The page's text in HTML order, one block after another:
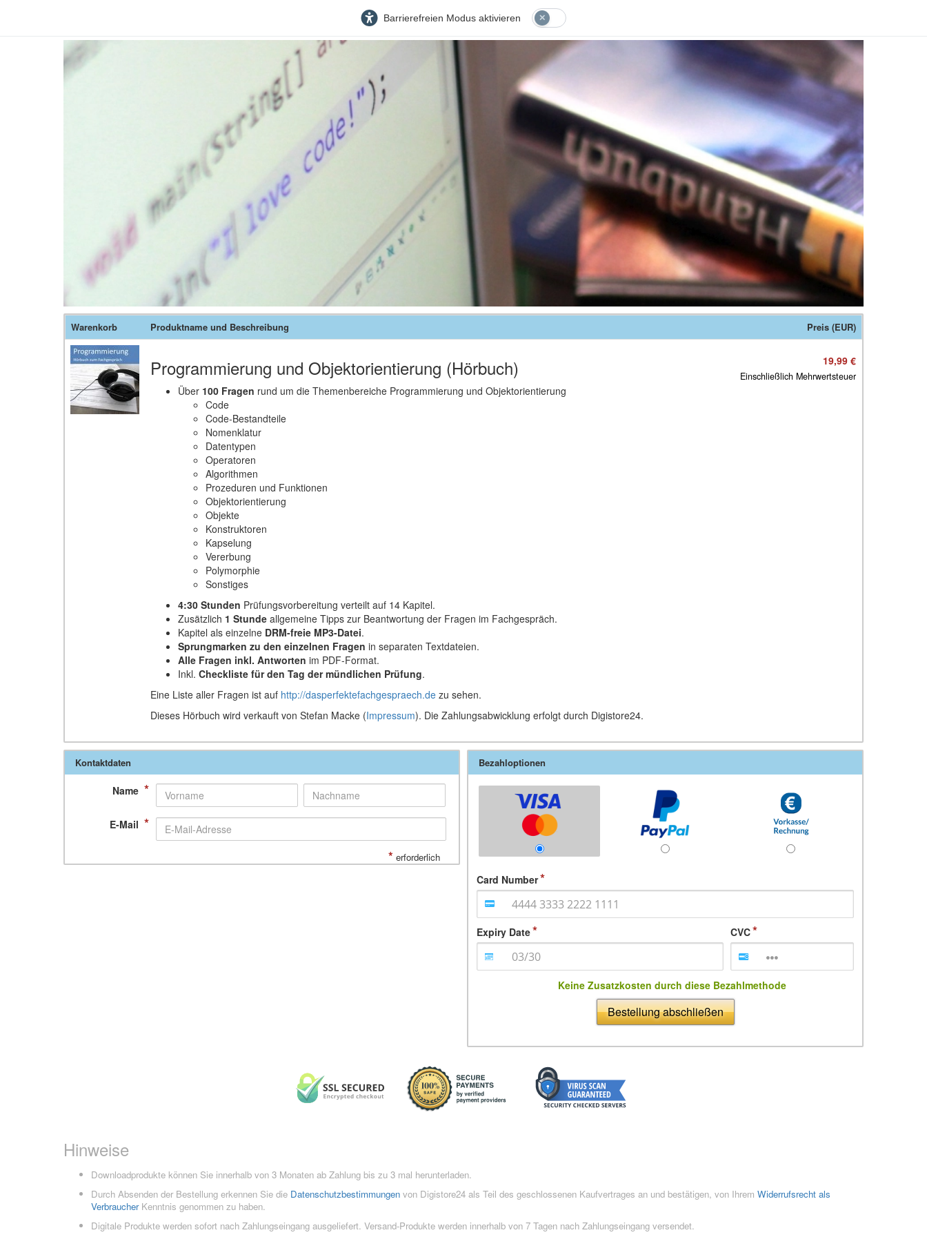
Barrierefreien Modus aktivieren
Warenkorb Produktname und Beschreibung Preis (EUR)
Programmierung und Objektorientierung (Hörbuch)
Über 100 Fragen rund um die Themenbereiche Programmierung und Objektorientierung
Code
Code-Bestandteile
Nomenklatur
Datentypen
Operatoren
Algorithmen
Prozeduren und Funktionen
Objektorientierung
Objekte
Konstruktoren
Kapselung
Vererbung
Polymorphie
Sonstiges
4:30 Stunden Prüfungsvorbereitung verteilt auf 14 Kapitel.
Zusätzlich 1 Stunde allgemeine Tipps zur Beantwortung der Fragen im Fachgespräch.
Kapitel als einzelne DRM-freie MP3-Datei.
Sprungmarken zu den einzelnen Fragen in separaten Textdateien.
Alle Fragen inkl. Antworten im PDF-Format.
Inkl. Checkliste für den Tag der mündlichen Prüfung.
Eine Liste aller Fragen ist auf http://dasperfektefachgespraech.de zu sehen.
Dieses Hörbuch wird verkauft von Stefan Macke (Impressum). Die Zahlungsabwicklung erfolgt durch Digistore24.
19,99 €
Einschließlich Mehrwertsteuer
Kontaktdaten
Name *
E-Mail *
* erforderlich
Bezahloptionen
Card Number
Expiry Date CVC
Keine Zusatzkosten durch diese Bezahlmethode
Bestellung abschließen
Hinweise
Downloadprodukte können Sie innerhalb von 3 Monaten ab Zahlung bis zu 3 mal herunterladen.
Durch Absenden der Bestellung erkennen Sie die Datenschutzbestimmungen von Digistore24 als Teil des geschlossenen Kaufvertrages an und bestätigen, von Ihrem Widerrufsrecht als
VerbraucherKenntnis genommen zu haben.
Digitale Produkte werden sofort nach Zahlungseingang ausgeliefert. Versand-Produkte werden innerhalb von 7 Tagen nach Zahlungseingang versendet.